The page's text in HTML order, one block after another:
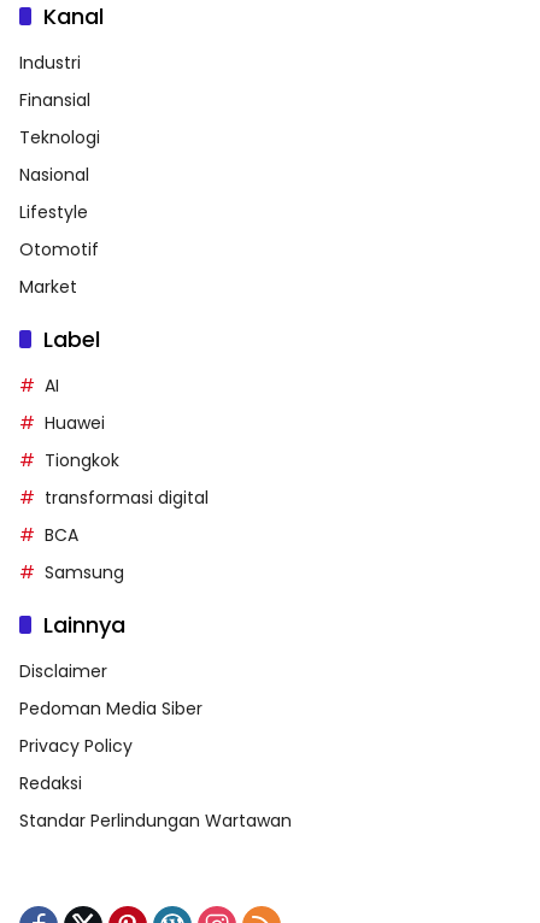
Kanal
Industri
Finansial
Teknologi
Nasional
Lifestyle
Otomotif
Market
Label
AI
Huawei
Tiongkok
transformasi digital
BCA
Samsung
Lainnya
Disclaimer
Pedoman Media Siber
Privacy Policy
Redaksi
Standar Perlindungan Wartawan